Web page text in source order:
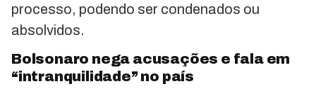
processo, podendo ser condenados ou
absolvidos.
Bolsonaro nega acusações e fala em
“intranquilidade” no país